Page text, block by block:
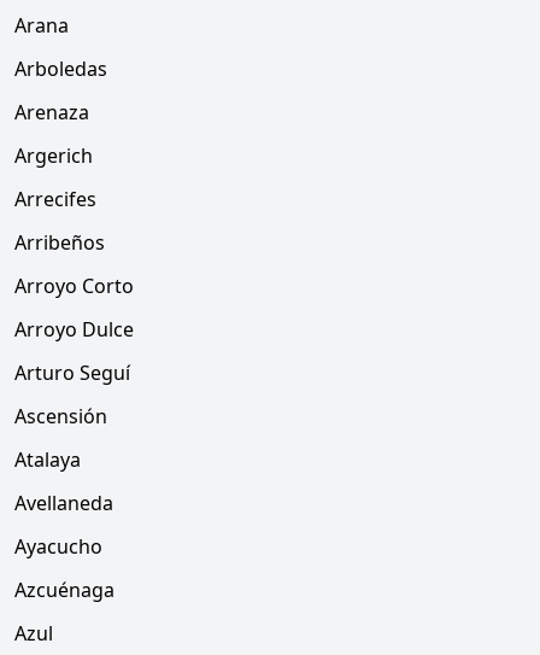
Arana
Arboledas
Arenaza
Argerich
Arrecifes
Arribeños
Arroyo Corto
Arroyo Dulce
Arturo Seguí
Ascensión
Atalaya
Avellaneda
Ayacucho
Azcuénaga
Azul